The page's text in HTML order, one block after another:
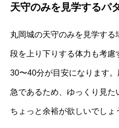
天守のみを見学するパ
丸岡城の天守のみを見学す
段を上り下りする体力も考
30〜40分が目安になります
急であるため、ゆっくり見た
ちょっと余裕が欲しいでしょ